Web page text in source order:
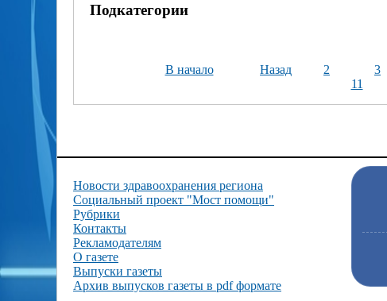
Подкатегории
В начало Назад 2 3
11
Новости здравоохранения региона
Социальный проект "Мост помощи"
Рубрики
Контакты
Рекламодателям
О газете
Выпуски газеты
Архив выпусков газеты в pdf формате